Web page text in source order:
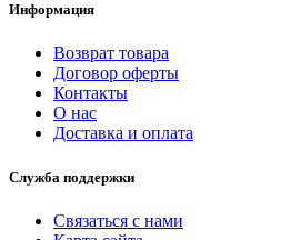
Информация
Возврат товара
Договор оферты
Контакты
О нас
Доставка и оплата
Служба поддержки
Связаться с нами